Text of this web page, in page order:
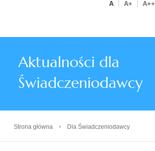
A A+ A++
Aktualności dla
Świadczeniodawcy
Strona główna › Dla Świadczeniodawcy